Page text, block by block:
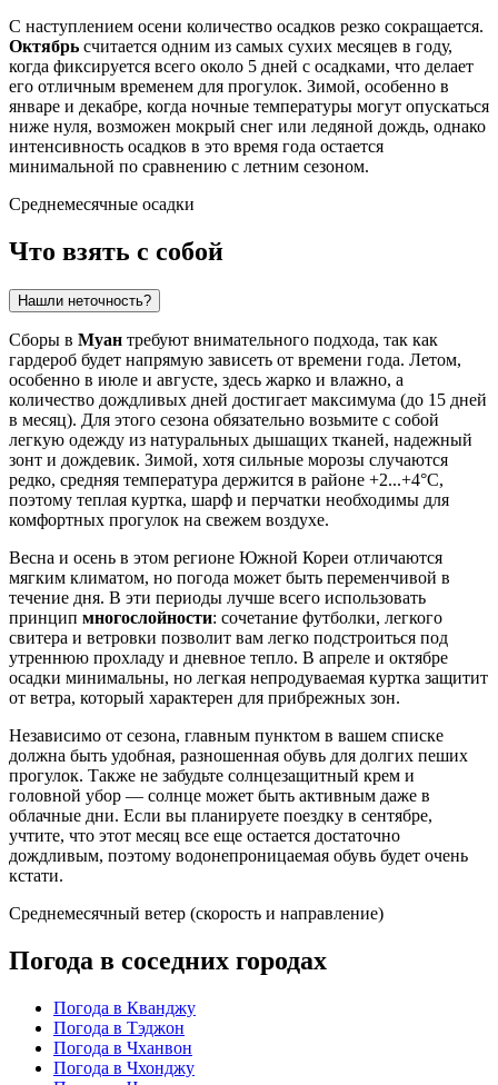
С наступлением осени количество осадков резко сокращается.
Октябрь считается одним из самых сухих месяцев в году,
когда фиксируется всего около 5 дней с осадками, что делает
его отличным временем для прогулок. Зимой, особенно в
январе и декабре, когда ночные температуры могут опускаться
ниже нуля, возможен мокрый снег или ледяной дождь, однако
интенсивность осадков в это время года остается
минимальной по сравнению с летним сезоном.
Среднемесячные осадки
Что взять с собой
Нашли неточность?
Сборы в Муан требуют внимательного подхода, так как
гардероб будет напрямую зависеть от времени года. Летом,
особенно в июле и августе, здесь жарко и влажно, а
количество дождливых дней достигает максимума (до 15 дней
в месяц). Для этого сезона обязательно возьмите с собой
легкую одежду из натуральных дышащих тканей, надежный
зонт и дождевик. Зимой, хотя сильные морозы случаются
редко, средняя температура держится в районе +2...+4°C,
поэтому теплая куртка, шарф и перчатки необходимы для
комфортных прогулок на свежем воздухе.
Весна и осень в этом регионе Южной Кореи отличаются
мягким климатом, но погода может быть переменчивой в
течение дня. В эти периоды лучше всего использовать
принцип многослойности: сочетание футболки, легкого
свитера и ветровки позволит вам легко подстроиться под
утреннюю прохладу и дневное тепло. В апреле и октябре
осадки минимальны, но легкая непродуваемая куртка защитит
от ветра, который характерен для прибрежных зон.
Независимо от сезона, главным пунктом в вашем списке
должна быть удобная, разношенная обувь для долгих пеших
прогулок. Также не забудьте солнцезащитный крем и
головной убор — солнце может быть активным даже в
облачные дни. Если вы планируете поездку в сентябре,
учтите, что этот месяц все еще остается достаточно
дождливым, поэтому водонепроницаемая обувь будет очень
кстати.
Среднемесячный ветер (скорость и направление)
Погода в соседних городах
Погода в Кванджу
Погода в Тэджон
Погода в Чханвон
Погода в Чхонджу